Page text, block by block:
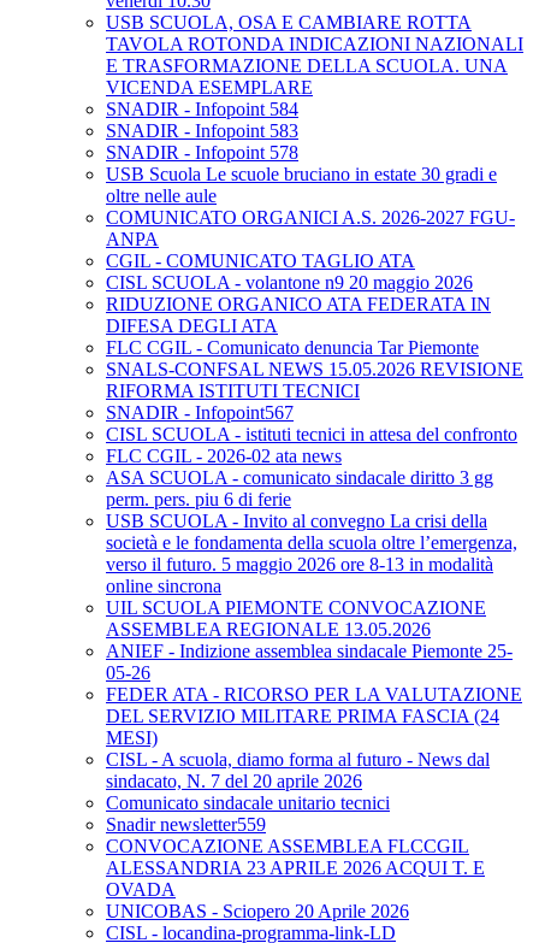
USB SCUOLA, OSA E CAMBIARE ROTTA
TAVOLA ROTONDA INDICAZIONI NAZIONALI
E TRASFORMAZIONE DELLA SCUOLA. UNA
VICENDA ESEMPLARE
SNADIR - Infopoint 584
SNADIR - Infopoint 583
SNADIR - Infopoint 578
USB Scuola Le scuole bruciano in estate 30 gradi e
oltre nelle aule
COMUNICATO ORGANICI A.S. 2026-2027 FGU-
ANPA
CGIL - COMUNICATO TAGLIO ATA
CISL SCUOLA - volantone n9 20 maggio 2026
RIDUZIONE ORGANICO ATA FEDERATA IN
DIFESA DEGLI ATA
FLC CGIL - Comunicato denuncia Tar Piemonte
SNALS-CONFSAL NEWS 15.05.2026 REVISIONE
RIFORMA ISTITUTI TECNICI
SNADIR - Infopoint567
CISL SCUOLA - istituti tecnici in attesa del confronto
FLC CGIL - 2026-02 ata news
ASA SCUOLA - comunicato sindacale diritto 3 gg
perm. pers. piu 6 di ferie
USB SCUOLA - Invito al convegno La crisi della
società e le fondamenta della scuola oltre l’emergenza,
verso il futuro. 5 maggio 2026 ore 8-13 in modalità
online sincrona
UIL SCUOLA PIEMONTE CONVOCAZIONE
ASSEMBLEA REGIONALE 13.05.2026
ANIEF - Indizione assemblea sindacale Piemonte 25-
05-26
FEDER ATA - RICORSO PER LA VALUTAZIONE
DEL SERVIZIO MILITARE PRIMA FASCIA (24
MESI)
CISL - A scuola, diamo forma al futuro - News dal
sindacato, N. 7 del 20 aprile 2026
Comunicato sindacale unitario tecnici
Snadir newsletter559
CONVOCAZIONE ASSEMBLEA FLCCGIL
ALESSANDRIA 23 APRILE 2026 ACQUI T. E
OVADA
UNICOBAS - Sciopero 20 Aprile 2026
CISL - locandina-programma-link-LD